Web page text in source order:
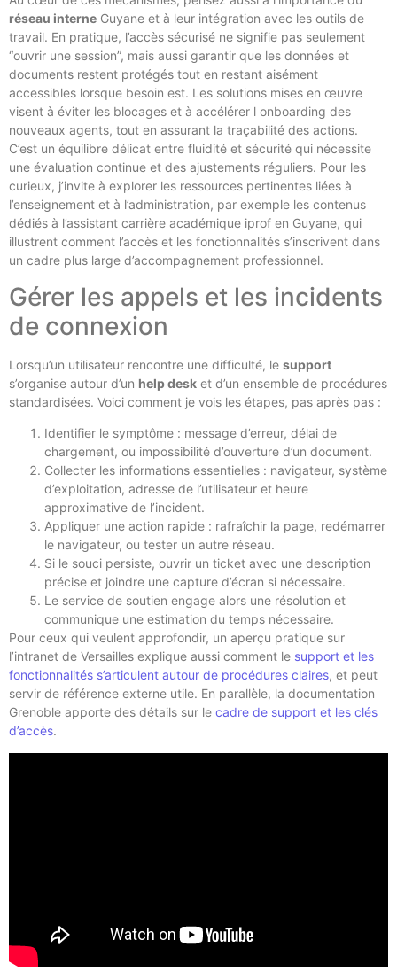
réseau interne Guyane et à leur intégration avec les outils de
travail. En pratique, l’accès sécurisé ne signifie pas seulement
“ouvrir une session”, mais aussi garantir que les données et
documents restent protégés tout en restant aisément
accessibles lorsque besoin est. Les solutions mises en œuvre
visent à éviter les blocages et à accélérer l onboarding des
nouveaux agents, tout en assurant la traçabilité des actions.
C’est un équilibre délicat entre fluidité et sécurité qui nécessite
une évaluation continue et des ajustements réguliers. Pour les
curieux, j’invite à explorer les ressources pertinentes liées à
l’enseignement et à l’administration, par exemple les contenus
dédiés à l’assistant carrière académique iprof en Guyane, qui
illustrent comment l’accès et les fonctionnalités s’inscrivent dans
un cadre plus large d’accompagnement professionnel.
Gérer les appels et les incidents
de connexion
Lorsqu’un utilisateur rencontre une difficulté, le support
s’organise autour d’un help desk et d’un ensemble de procédures
standardisées. Voici comment je vois les étapes, pas après pas :
Identifier le symptôme : message d’erreur, délai de
chargement, ou impossibilité d’ouverture d’un document.
Collecter les informations essentielles : navigateur, système
d’exploitation, adresse de l’utilisateur et heure
approximative de l’incident.
Appliquer une action rapide : rafraîchir la page, redémarrer
le navigateur, ou tester un autre réseau.
Si le souci persiste, ouvrir un ticket avec une description
précise et joindre une capture d’écran si nécessaire.
Le service de soutien engage alors une résolution et
communique une estimation du temps nécessaire.
Pour ceux qui veulent approfondir, un aperçu pratique sur
l’intranet de Versailles explique aussi comment le support et les
fonctionnalités s’articulent autour de procédures claires, et peut
servir de référence externe utile. En parallèle, la documentation
Grenoble apporte des détails sur le cadre de support et les clés
d’accès.